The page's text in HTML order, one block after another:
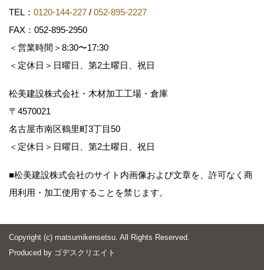
TEL： 0120-144-227 / 052-895-2227
FAX：052-895-2950
＜営業時間＞8:30〜17:30
＜定休日＞日曜日、第2土曜日、祝日
松美建設株式会社・木材加工工場・倉庫
〒4570021
名古屋市南区鶴里町3丁目50
＜定休日＞日曜日、第2土曜日、祝日
■松美建設株式会社のサイト内画像および文章を、許可なく商
用利用・加工使用することを禁じます。
Copyright (c) matsumikensetsu. All Rights Reserved.
Produced by ゴデスクリエイト